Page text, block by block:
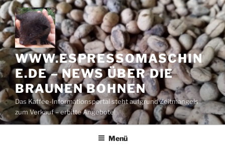
Zum
Inhalt
springen
WWW.ESPRESSOMASCHIN
E.DE – NEWS ÜBER DIE
BRAUNEN BOHNEN
Das Kaffee-Informationsportal steht aufgrund Zeitmangels
zum Verkauf – erbitte Angebote!
Menü